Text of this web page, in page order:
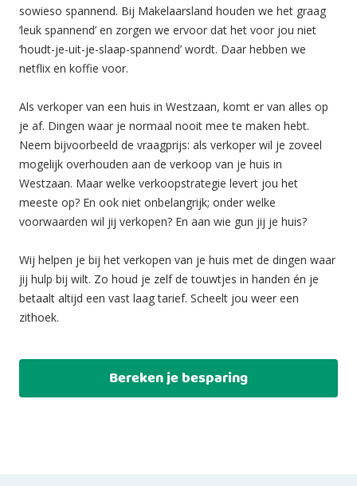
sowieso spannend. Bij Makelaarsland houden we het graag
‘leuk spannend’ en zorgen we ervoor dat het voor jou niet
‘houdt-je-uit-je-slaap-spannend’ wordt. Daar hebben we
netflix en koffie voor.
Als verkoper van een huis in Westzaan, komt er van alles op
je af. Dingen waar je normaal nooit mee te maken hebt.
Neem bijvoorbeeld de vraagprijs: als verkoper wil je zoveel
mogelijk overhouden aan de verkoop van je huis in
Westzaan. Maar welke verkoopstrategie levert jou het
meeste op? En ook niet onbelangrijk; onder welke
voorwaarden wil jij verkopen? En aan wie gun jij je huis?
Wij helpen je bij het verkopen van je huis met de dingen waar
jij hulp bij wilt. Zo houd je zelf de touwtjes in handen én je
betaalt altijd een vast laag tarief. Scheelt jou weer een
zithoek.
Bereken je besparing